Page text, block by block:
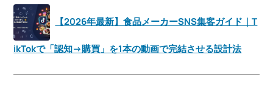
【2026年最新】食品メーカーSNS集客ガイド｜T
ikTokで「認知→購買」を1本の動画で完結させる設計法